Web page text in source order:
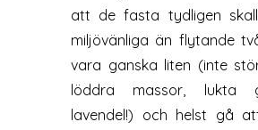
att de fasta tydligen
miljövänliga än flytande
vara ganska liten (inte
löddra massor, lukta
lavendel!) och helst gå